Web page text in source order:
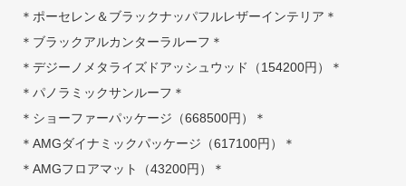
＊ポーセレン＆ブラックナッパフルレザーインテリア＊
＊ブラックアルカンターラルーフ＊
＊デジーノメタライズドアッシュウッド（154200円）＊
＊パノラミックサンルーフ＊
＊ショーファーパッケージ（668500円）＊
＊AMGダイナミックパッケージ（617100円）＊
＊AMGフロアマット（43200円）＊